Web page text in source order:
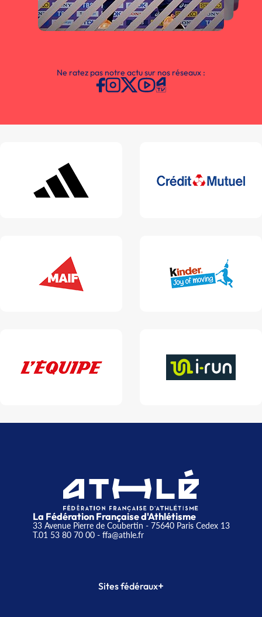
Ne ratez pas notre actu sur nos réseaux :
La Fédération Française d'Athlétisme
33 Avenue Pierre de Coubertin - 75640 Paris Cedex 13
T.01 53 80 70 00- ffa@athle.fr
Sites fédéraux+